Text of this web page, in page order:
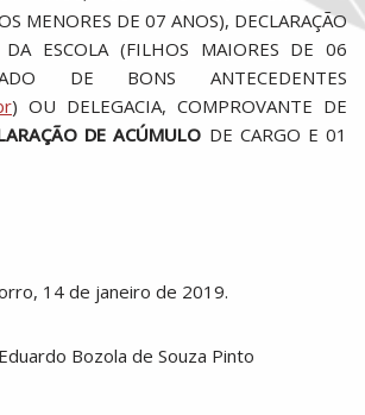
MENORES DE 07 ANOS), DECLARAÇÃO
DA ESCOLA (FILHOS MAIORES DE 06
DE BONS ANTECEDENTES
) OU DELEGACIA, COMPROVANTE DE
DE ACÚMULO DE CARGO E 01
14 de janeiro de 2019.
Bozola de Souza Pinto